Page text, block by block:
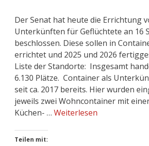
Der Senat hat heute die Errichtung
Unterkünften für Geflüchtete an 16
beschlossen. Diese sollen in
errichtet und 2025 und 2026
Liste der Standorte: Insgesamt
6.130 Plätze. Container als
seit ca. 2017 bereits. Hier wurden
jeweils zwei Wohncontainer mit
Küchen- … Weiterlesen
Teilen mit: